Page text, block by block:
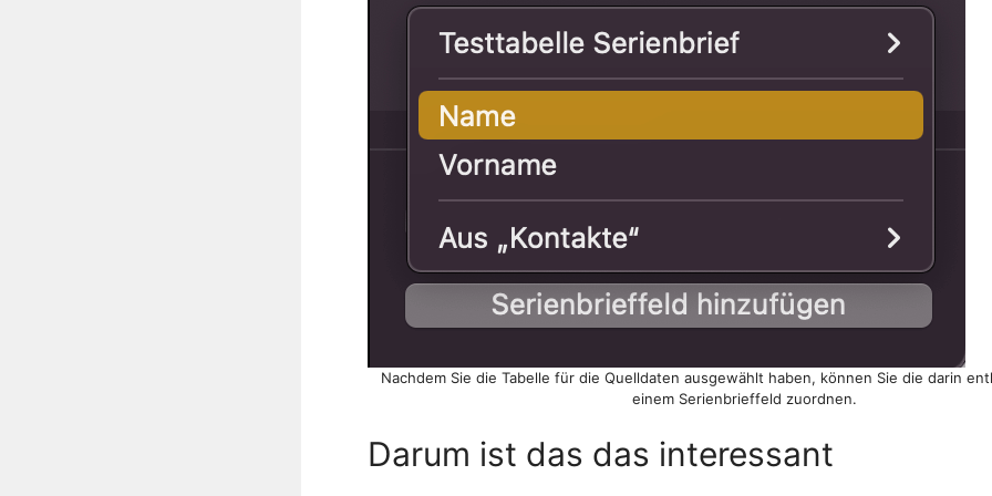
Nachdem Sie die Tabelle für die Quelldaten ausgewählt haben, können Sie die darin
einem Serienbrieffeld zuordnen.
Darum ist das das interessant